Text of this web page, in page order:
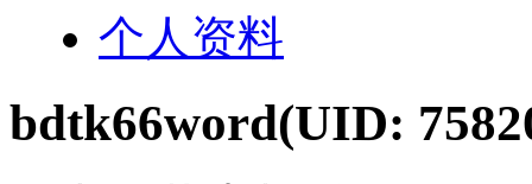
个人资料
bdtk66word(UID: